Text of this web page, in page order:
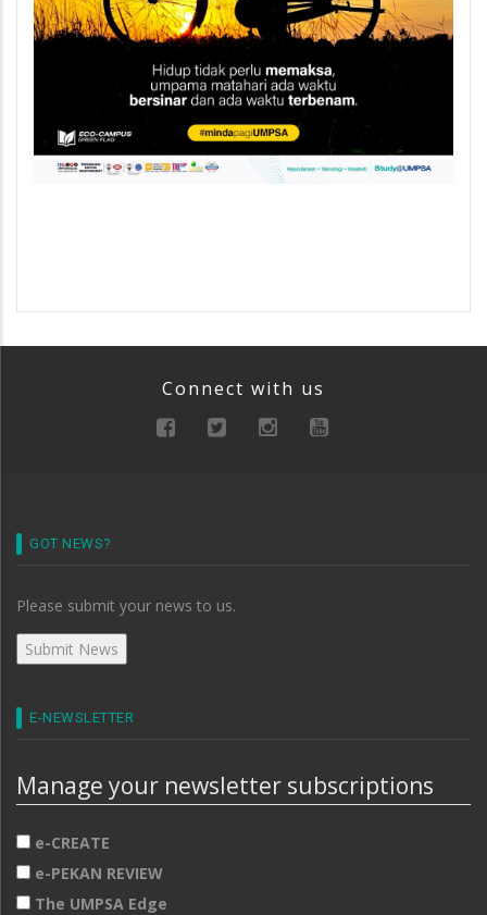
Connect with us
GOT NEWS?
Please submit your news to us.
E-NEWSLETTER
Manage your newsletter subscriptions
e-CREATE
e-PEKAN REVIEW
The UMPSA Edge